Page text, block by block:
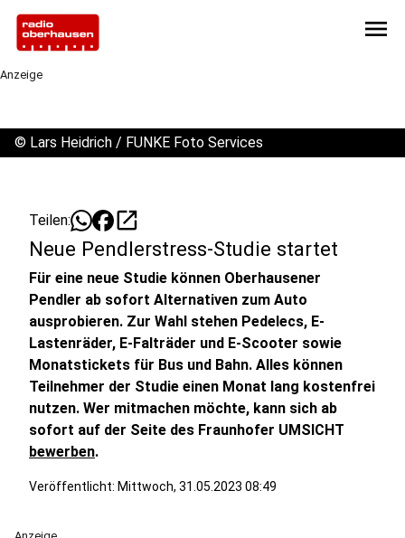
menu
Anzeige
© Lars Heidrich / FUNKE Foto Services
Teilen: open_in_new
Neue Pendlerstress-Studie startet
Für eine neue Studie können Oberhausener
Pendler ab sofort Alternativen zum Auto
ausprobieren. Zur Wahl stehen Pedelecs, E-
Lastenräder, E-Falträder und E-Scooter sowie
Monatstickets für Bus und Bahn. Alles können
Teilnehmer der Studie einen Monat lang kostenfrei
nutzen. Wer mitmachen möchte, kann sich ab
sofort auf der Seite des Fraunhofer UMSICHT
bewerben.
Veröffentlicht: Mittwoch, 31.05.2023 08:49